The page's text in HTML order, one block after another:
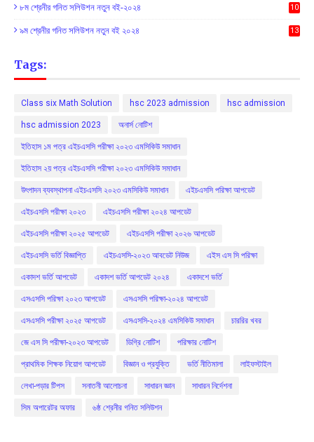
৮ম শ্রেনীর গনিত সলিউশন নতুন বই-২০২৪ 10
৯ম শ্রেনীর গনিত সলিউশন নতুন বই ২০২৪ 13
Tags:
Class six Math Solution hsc 2023 admission hsc admission
hsc admission 2023 অনার্স নোটিশ
ইতিহাস ১ম পত্র এইচএসসি পরীক্ষা ২০২৩ এমসিকিউ সমাধান
ইতিহাস ২য় পত্র এইচএসসি পরীক্ষা ২০২৩ এমসিকিউ সমাধান
উৎপাদন ব্যবস্থাপনা এইচএসসি ২০২৩ এমসিকিউ সমাধান এইচএসসি পরিক্ষা আপডেট
এইচএসসি পরীক্ষা ২০২৩ এইচএসসি পরীক্ষা ২০২৪ আপডেট
এইচএসসি পরীক্ষা ২০২৫ আপডেট এইচএসসি পরীক্ষা ২০২৬ আপডেট
এইচএসসি ভর্তি বিজ্ঞাপ্তি এইচএসসি-২০২৩ আবডেট নিউজ এইস এস সি পরিক্ষা
একাদশ ভর্তি আপডেট একাদশ ভর্তি আপডেট ২০২৪ একাদশে ভর্তি
এসএসসি পরিক্ষা ২০২৩ আপডেট এসএসসি পরিক্ষা-২০২৪ আপডেট
এসএসসি পরীক্ষা ২০২৫ আপডেট এসএসসি-২০২৪ এমসিকিউ সমাধান চাররির খবর
জে এস সি পরীক্ষা-২০২৩ আপডেট ডিগ্রি নোটিশ পরিক্ষার নোটিশ
প্রাথমিক শিক্ষক নিয়োগ আপডেট বিজ্ঞান ও প্রযুক্তি ভর্তি নীতিমালা লাইফস্টাইল
লেখা-পড়ার টিপস সনাতনী আলোচনা সাধারন জ্ঞান সাধারন নির্দেশনা
সিম অপারেটর অফার ৬ষ্ঠ শ্রেনীর গনিত সলিউশন